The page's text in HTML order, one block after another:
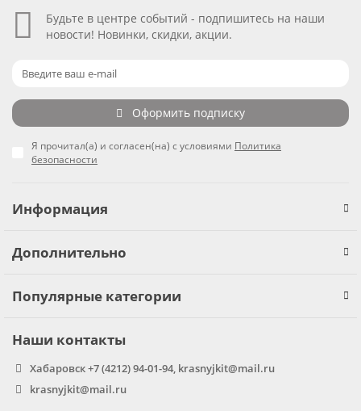
Будьте в центре событий - подпишитесь на наши
новости! Новинки, скидки, акции.
Оформить подписку
Я прочитал(а) и согласен(на) с условиями Политика
безопасности
Информация
Дополнительно
Популярные категории
Наши контакты
Хабаровск +7 (4212) 94-01-94, krasnyjkit@mail.ru
krasnyjkit@mail.ru